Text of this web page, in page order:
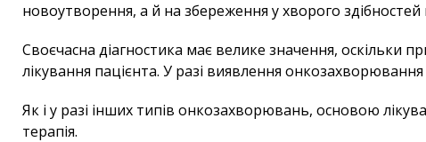
новоутворення, а й на збереження у хворого
Своєчасна діагностика має велике значення, оскільки
лікування пацієнта. У разі виявлення
Як і у разі інших типів онкозахворювань, основою
терапія.